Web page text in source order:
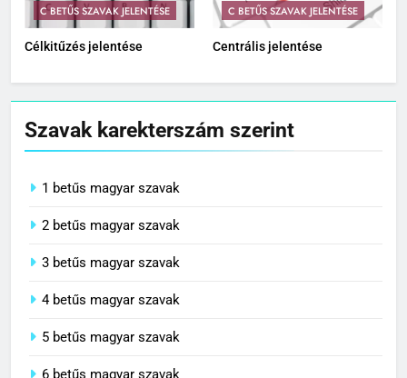
C BETŰS SZAVAK JELENTÉSE
Célkitűzés jelentése
C BETŰS SZAVAK JELENTÉSE
Centrális jelentése
Szavak karekterszám szerint
1 betűs magyar szavak
2 betűs magyar szavak
3 betűs magyar szavak
4 betűs magyar szavak
5 betűs magyar szavak
6 betűs magyar szavak